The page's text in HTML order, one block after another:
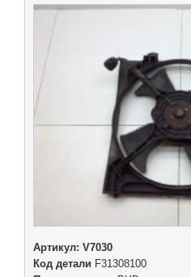
Артикул: V7030
Код детали F31308100